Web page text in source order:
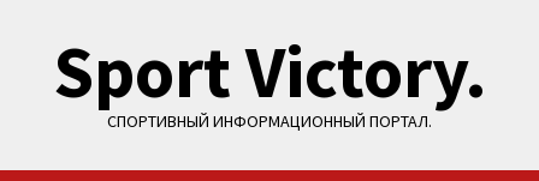
содержимому
Sport Victory.
СПОРТИВНЫЙ ИНФОРМАЦИОННЫЙ ПОРТАЛ.